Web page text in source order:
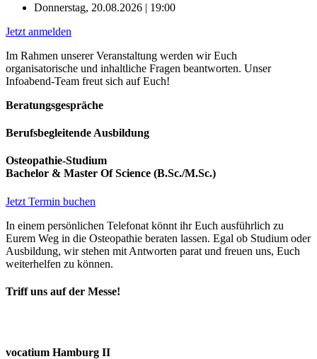
Donnerstag, 20.08.2026 | 19:00
Jetzt anmelden
Im Rahmen unserer Veranstaltung werden wir Euch
organisatorische und inhaltliche Fragen beantworten. Unser
Infoabend-Team freut sich auf Euch!
Beratungsgespräche
Berufsbegleitende Ausbildung
Osteopathie-Studium
Bachelor & Master Of Science (B.Sc./M.Sc.)
Jetzt Termin buchen
In einem persönlichen Telefonat könnt ihr Euch ausführlich zu
Eurem Weg in die Osteopathie beraten lassen. Egal ob Studium oder
Ausbildung, wir stehen mit Antworten parat und freuen uns, Euch
weiterhelfen zu können.
Triffuns auf der Messe!
vocatium Hamburg II